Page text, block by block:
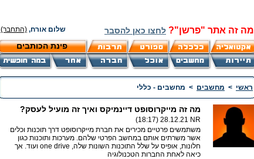
מה זה אתר "פרשן"? לחצו כאן להסבר שלום אורח, (התחבר)
פינת הכותבים
ראשי > מחשבים > מחשבים - כללי
מה זה מייקרוסופט דיינמיקס ואיך זה מועיל לעסק?
NR
28.12.21 (18:17)
משתמשים פרטיים מכירים את חברת מייקרוסופט דרך תוכנות וכלים
אשר משרתים אותם במחשב הפרטי שלהם. מערכות ותוכנות כגון
חלונות, אופיס על שלל התוכנות השונות שלה, one drive ועוד. אך
כיאה לאחת החברות הטכנולוגיה